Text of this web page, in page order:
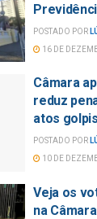
POSTADO POR
16 DE
Câmara
reduz
atos
POSTADO POR
10 DE
Veja os
na